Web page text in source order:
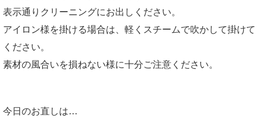
表示通りクリーニングにお出しください。
アイロン様を掛ける場合は、軽くスチームで吹かして掛けて
ください。
素材の風合いを損ねない様に十分ご注意ください。
今日のお直しは…